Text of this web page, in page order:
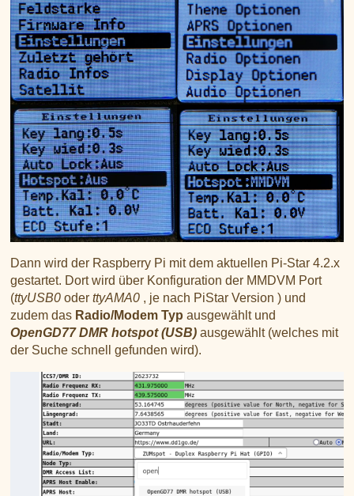
Dann wird der Raspberry Pi mit dem aktuellen Pi-Star 4.2.x
gestartet. Dort wird über Konfiguration der MMDVM Port
(ttyUSB0 oderttyAMA0 , je nach PiStar Version ) und
zudem das Radio/Modem Typ ausgewählt und
OpenGD77 DMR hotspot (USB) ausgewählt (welches mit
der Suche schnell gefunden wird).